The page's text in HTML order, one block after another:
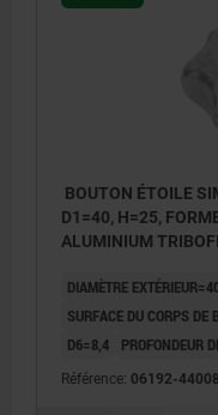
BOUTON ÉTOILE
D1=40, H=25,
ALUMINIUM
DIAMÈTRE
SURFACE DU CORPS DE
D6=8,4
PROFONDEUR
Référence: 06192-44008